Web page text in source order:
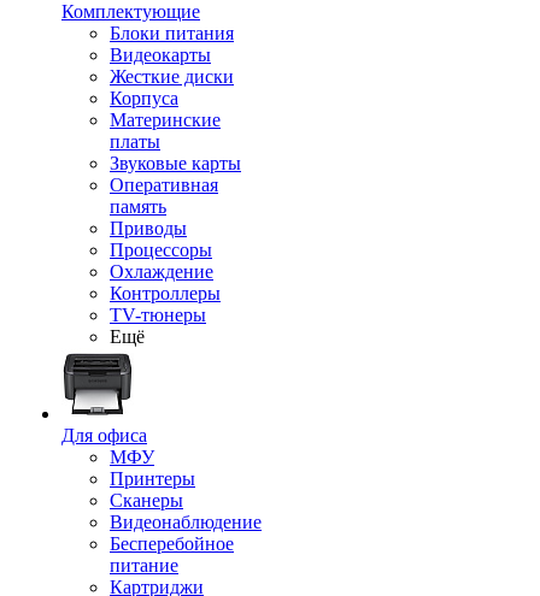
Комплектующие
Блоки питания
Видеокарты
Жесткие диски
Корпуса
Материнские
платы
Звуковые карты
Оперативная
память
Приводы
Процессоры
Охлаждение
Контроллеры
TV-тюнеры
Ещё
Для офиса
МФУ
Принтеры
Сканеры
Видеонаблюдение
Бесперебойное
питание
Картриджи